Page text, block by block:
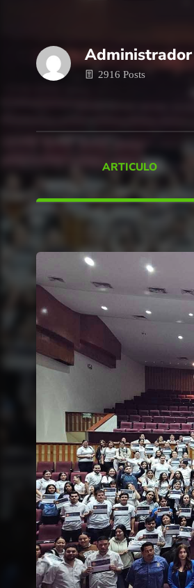
Administrador
2916 Posts
ARTICULO